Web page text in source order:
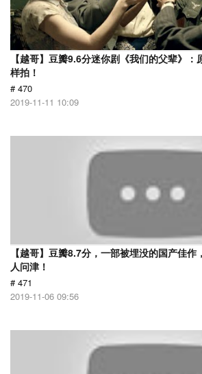
【越哥】豆瓣9.6分迷你剧《我们的父辈》
样拍！
# 470
2019-11-11 10:09
【越哥】豆瓣8.7分，一部被埋没的国产佳
人问津！
# 471
2019-11-06 09:56